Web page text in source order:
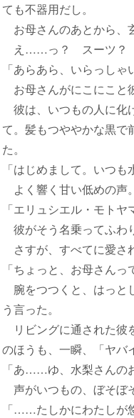
ても不器用だし。
お母さんのあとから、
え……っ？ スーツ？
「あらあら、いらっしゃ
お母さんがにこにこと
彼は、いつもの人に化
て。髪もつややかな黒で
た。
「はじめまして。いつ
よく響く甘い低めの声
「エリュシエル・モトヤ
彼がそう名乗ってふわ
さすが、すべてに愛さ
「ちょっと、お母さんっ
腕をつつくと、はっと
う言った。
リビングに通された彼
のほうも、一瞬、「ヤバ
「あ……ゆ、水梨さんの
声がいつもの、ぼそぼ
「……たしかにわたしが